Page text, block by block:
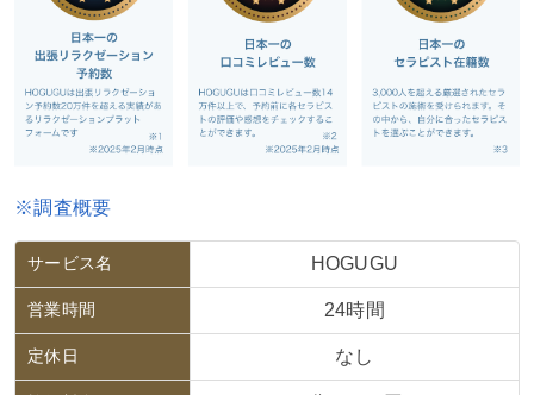
※調査概要
サービス名 HOGUGU
営業時間 24時間
定休日 なし